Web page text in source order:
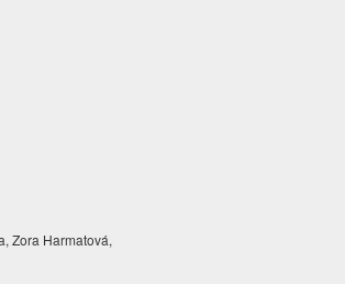
Zora Harmatová,